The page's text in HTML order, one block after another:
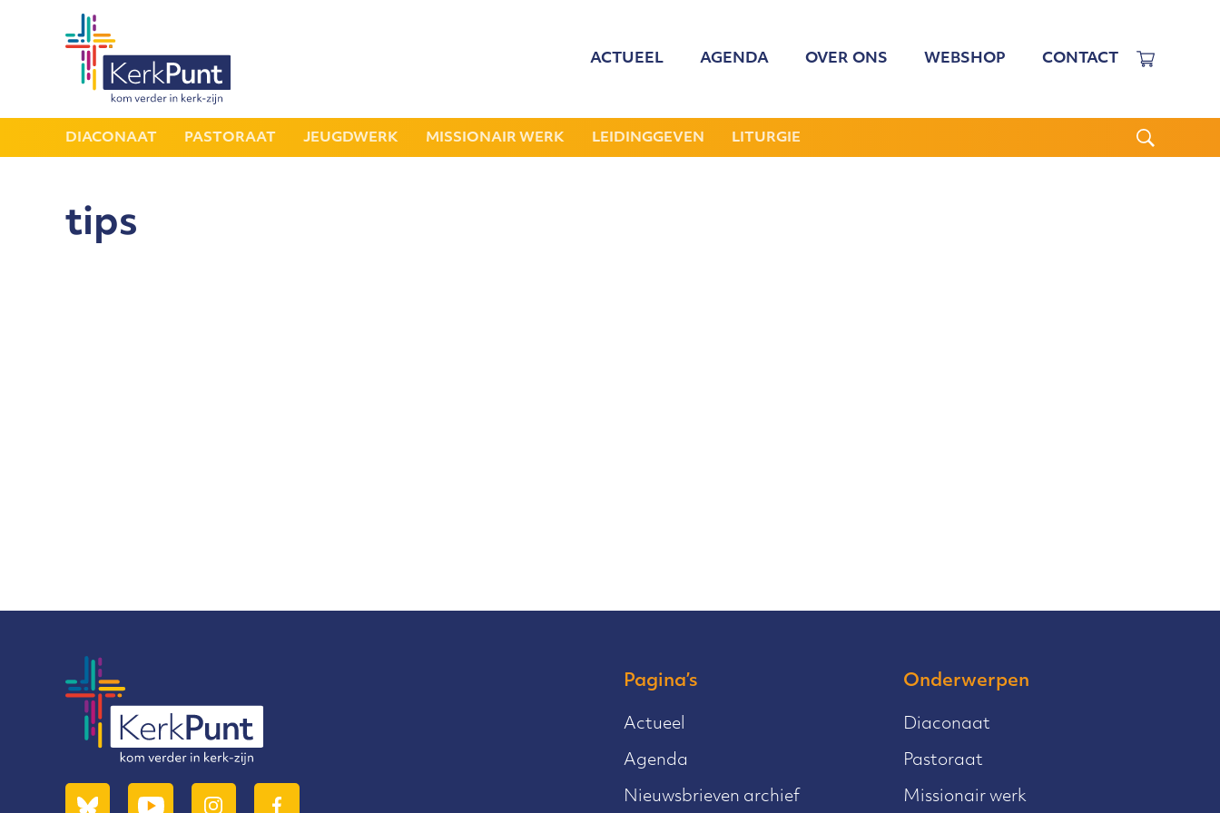
ACTUEEL AGENDA OVER ONS WEBSHOP CONTACT
DIACONAAT PASTORAAT JEUGDWERK MISSIONAIR WERK LEIDINGGEVEN LITURGIE
tips
Pagina’s
Actueel
Agenda
Nieuwsbrieven archief
Onderwerpen
Diaconaat
Pastoraat
Missionair werk